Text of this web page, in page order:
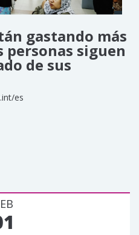
gastando más
personas siguen
de sus
es